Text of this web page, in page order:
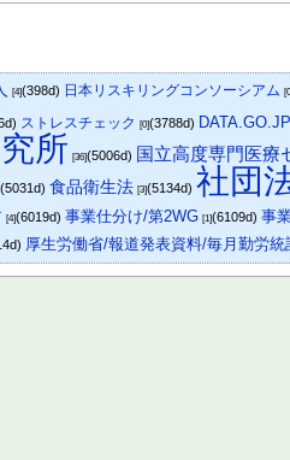
[4](398d) 日本リスキリングコンソーシアム
ストレスチェック [0](3788d) DATA.GO.JP
所 [36](5006d) 国立高度専門医療
(5031d)食品衛生法 [3](5134d)社団
[4](6019d)事業仕分け/第2WG [1](6109d)事
厚生労働省/報道発表資料/毎月勤労統